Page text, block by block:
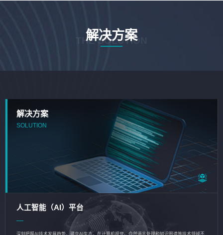
解决方案
THE SOLUTION
解决方案
SOLUTION
人工智能（AI）平台
深刻把握AI技术发展趋势，建立AI生态，在计算机视觉、自然语言处理和知识图谱等技术领域不